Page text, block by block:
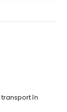
în